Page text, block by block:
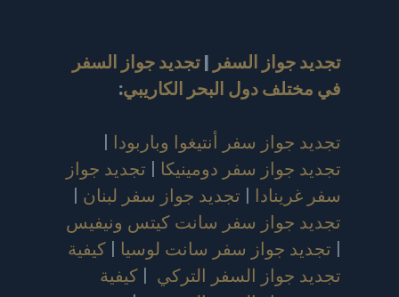
تجديد جواز السفر |تجديد جواز السفر
في مختلف دول البحر الكاريبي:
تجديد جواز سفر أنتيغوا وباربودا |
تجديد جواز سفر دومينيكا | تجديد جواز
سفر غرينادا | تجديد جواز سفر لبنان |
تجديد جواز سفر سانت كيتس ونيفيس
| تجديد جواز سفر سانت لوسيا | كيفية
تجديد جواز السفر التركي | كيفية